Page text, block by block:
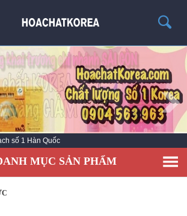
số 1 Hàn Quốc
MỤC SẢN PHẨM